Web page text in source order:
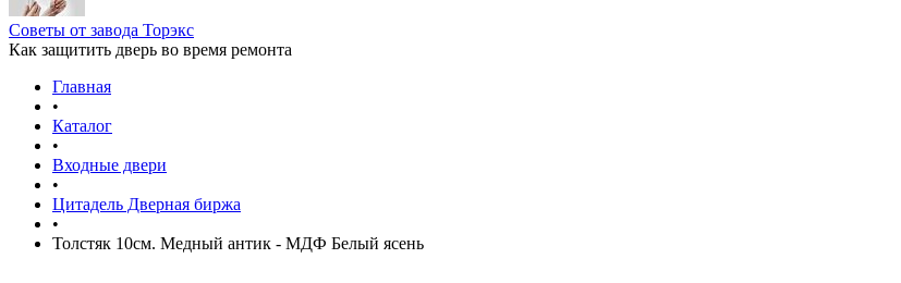
Советы от завода Торэкс
Как защитить дверь во время ремонта
Главная
•
Каталог
•
Входные двери
•
Цитадель Дверная биржа
•
Толстяк 10см. Медный антик - МДФ Белый ясень